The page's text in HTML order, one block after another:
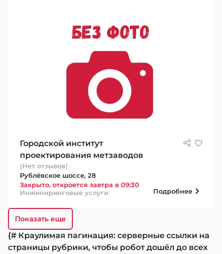
Городской институт
проектирования метзаводов
(Нет отзывов)
Рублёвское шоссе, 28
Закрыто, откроется завтра в 09:30
Инжиниринговые услуги
Подробнее
Показать еще
{# Краулимая пагинация: серверные ссылки на
страницы рубрики, чтобы робот дошёл до всех